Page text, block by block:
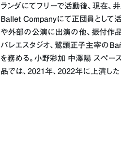
ランダにてフリーで活動後、現在、
Ballet Companyにて正団員として
や外部の公演に出演の他、振付作
バレエスタジオ、鷲頭正子主宰の
を務める。小野彩加 中澤陽 スペー
品では、2021年、2022年に上演した